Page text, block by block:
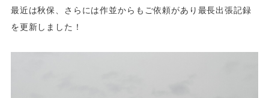
最近は秋保、さらには作並からもご依頼があり最長出張記録
を更新しました！